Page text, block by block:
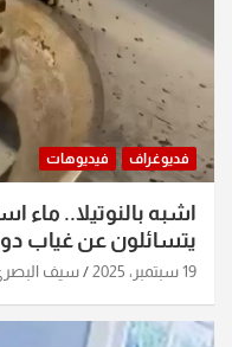
فديوغراف فيديوهات
اشبه بالنوتيلا.. ماء
يتسائلون عن غياب
19 سبتمبر، 2025 سيف